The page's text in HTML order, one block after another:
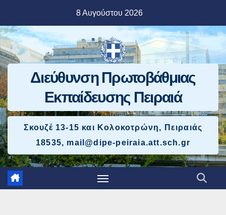
περιεχόμενο
8 Αυγούστου 2026
Διεύθυνση Πρωτοβάθμιας
Εκπαίδευσης Πειραιά
Σκουζέ 13-15 και Κολοκοτρώνη, Πειραιάς
18535, mail@dipe-peiraia.att.sch.gr